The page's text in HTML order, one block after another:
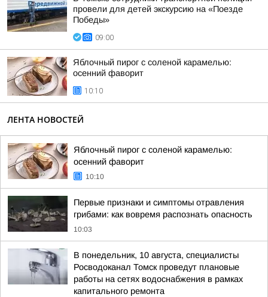
провели для детей экскурсию на «Поезде
Победы»
09:00
Яблочный пирог с соленой карамелью:
осенний фаворит
10:10
ЛЕНТА НОВОСТЕЙ
Яблочный пирог с соленой карамелью:
осенний фаворит
10:10
Первые признаки и симптомы отравления
грибами: как вовремя распознать опасность
10:03
В понедельник, 10 августа, специалисты
Росводоканал Томск проведут плановые
работы на сетях водоснабжения в рамках
капитального ремонта